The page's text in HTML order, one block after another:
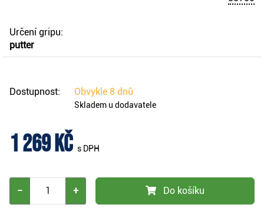
Určení gripu:
putter
Dostupnost: Obvykle 8 dnů
Skladem u dodavatele
1 269 Kč s DPH
− + Do košíku